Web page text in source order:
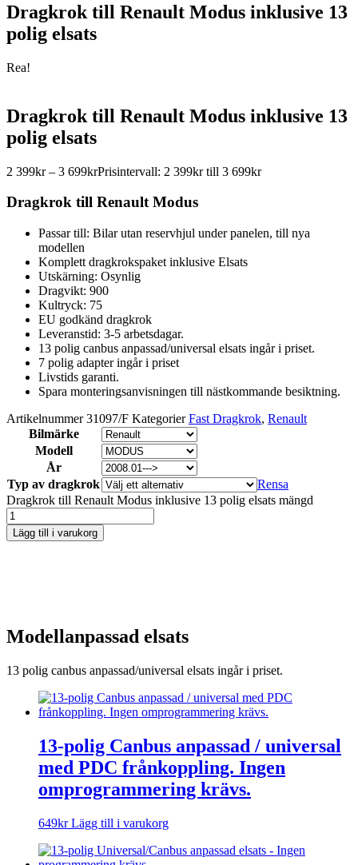
Dragkrok till Renault Modus inklusive 13
polig elsats
Rea!
Dragkrok till Renault Modus inklusive 13
polig elsats
2 399kr – 3 699krPrisintervall: 2 399kr till 3 699kr
Dragkrok till Renault Modus
Passar till: Bilar utan reservhjul under panelen, till nya
modellen
Komplett dragkrokspaket inklusive Elsats
Utskärning: Osynlig
Dragvikt: 900
Kultryck: 75
EU godkänd dragkrok
Leveranstid: 3-5 arbetsdagar.
13 polig canbus anpassad/universal elsats ingår i priset.
7 polig adapter ingår i priset
Livstids garanti.
Spara monteringsanvisningen till nästkommande besiktning.
Artikelnummer31097/F Kategorier Fast Dragkrok, Renault
Bilmärke
Modell
År
Typ av dragkrok
Rensa
Dragkrok till Renault Modus inklusive 13 polig elsats mängd
Lägg till i varukorg
Modellanpassad elsats
13 polig canbus anpassad/universal elsats ingår i priset.
13-polig Canbus anpassad / universal
med PDC frånkoppling. Ingen
omprogrammering krävs.
649kr Lägg till i varukorg